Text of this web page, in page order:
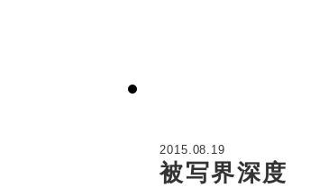
2015.08.19
被写界深度